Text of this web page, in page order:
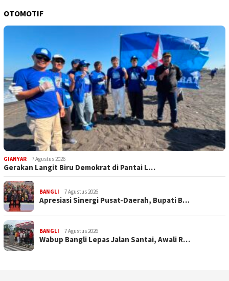
OTOMOTIF
GIANYAR 7 Agustus 2026
Gerakan Langit Biru Demokrat di Pantai L…
BANGLI 7 Agustus 2026
Apresiasi Sinergi Pusat-Daerah, Bupati B…
BANGLI 7 Agustus 2026
Wabup Bangli Lepas Jalan Santai, Awali R…